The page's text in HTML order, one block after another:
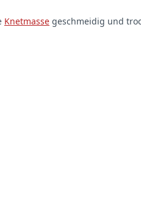
Knetmasse geschmeidig und